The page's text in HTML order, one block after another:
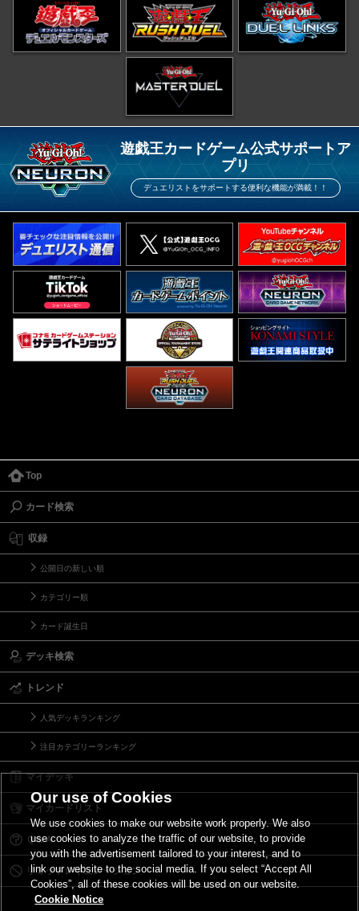
遊戯王カードゲーム公式サポートア
プリ
デュエリストをサポートする便利な機能が満載！！
Top
カード検索
収録
公開日の新しい順
カテゴリー順
カード誕生日
デッキ検索
トレンド
人気デッキランキング
注目カテゴリーランキング
マイデッキ
マイカードリスト
Ｑ＆Ａ
リミットレギュレーション
Our use of Cookies
We use cookies to make our website work properly. We also
use cookies to analyze the traffic of our website, to provide
you with the advertisement tailored to your interest, and to
link our website to the social media. If you select “Accept All
Cookies”, all of these cookies will be used on our website.
Cookie Notice